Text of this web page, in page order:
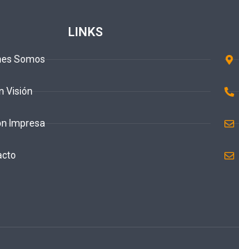
LINKS
Somos
Visión
Impresa